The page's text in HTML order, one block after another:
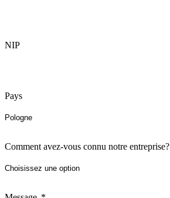
NIP
Pays
Comment avez-vous connu notre entreprise?